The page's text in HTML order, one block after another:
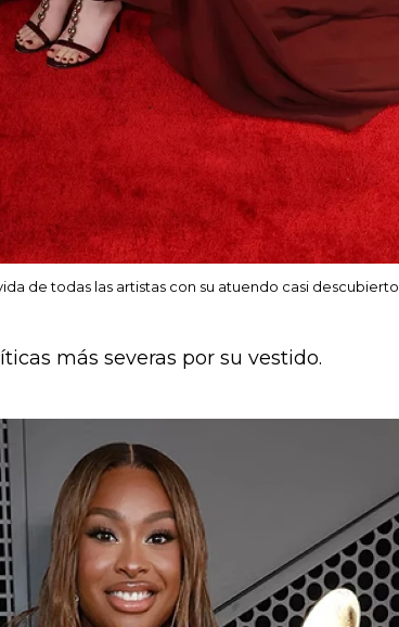
de todas las artistas con su atuendo casi descubierto
más severas por su vestido.